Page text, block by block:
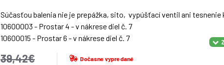
Súčasťou balenia nie je prepážka, sito, vypúšťací ventil ani tesnenie
10600003 - Prostar 4 - v nákrese diel č. 7
10600015 - Prostar 6 - v nákrese diel č. 7
39,42€
Dočasne vypredané